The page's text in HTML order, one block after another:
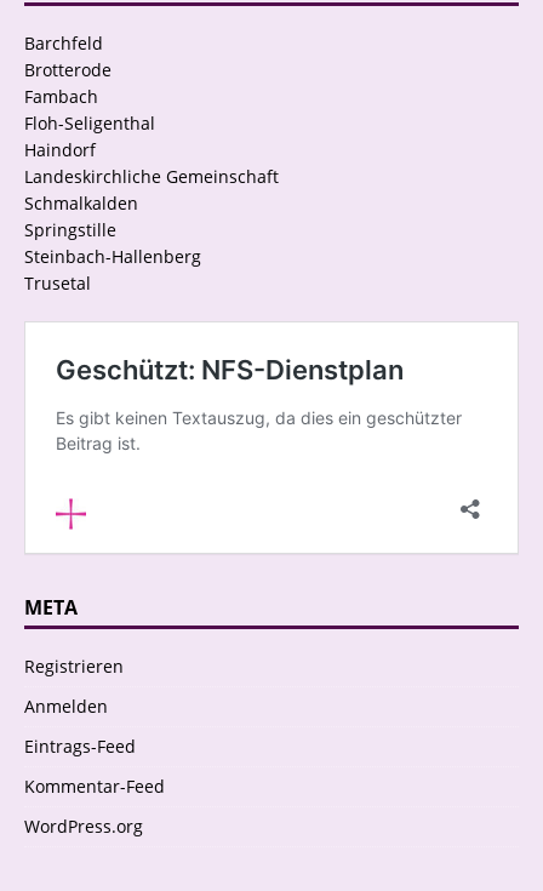
Barchfeld
Brotterode
Fambach
Floh-Seligenthal
Haindorf
Landeskirchliche Gemeinschaft
Schmalkalden
Springstille
Steinbach-Hallenberg
Trusetal
META
Registrieren
Anmelden
Eintrags-Feed
Kommentar-Feed
WordPress.org